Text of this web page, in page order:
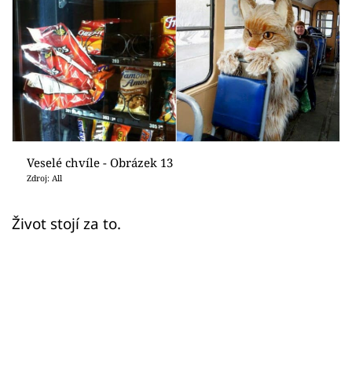
Zahrada
Design
Sledujte prima+
Přihlášení
Veselé chvíle - Obrázek 13
Zdroj: All
Život stojí za to.